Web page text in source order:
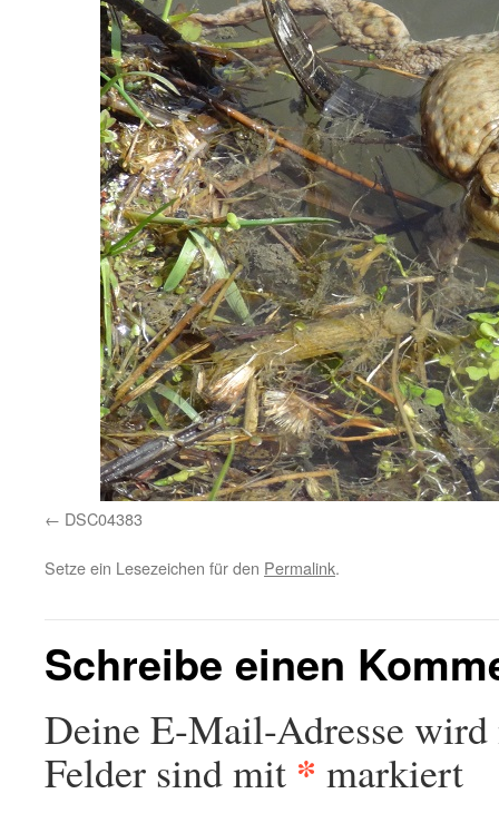
DSC04383
Setze ein Lesezeichen für den Permalink.
Schreibe einen
Deine E-Mail-Adresse
Felder sind mit * markiert